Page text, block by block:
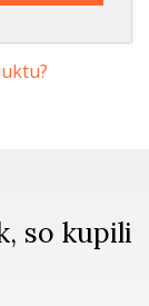
so kupili